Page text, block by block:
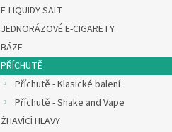
E-LIQUIDY SALT
JEDNORÁZOVÉ E-CIGARETY
BÁZE
PŘÍCHUTĚ
Příchutě - Klasické balení
Příchutě - Shake and Vape
ŽHAVÍCÍ HLAVY